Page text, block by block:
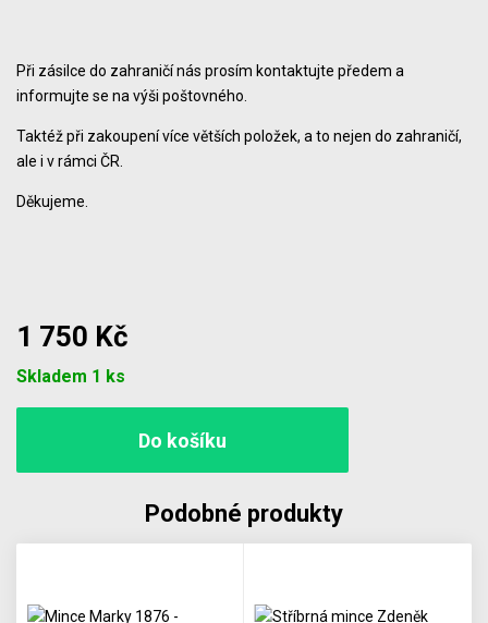
Při zásilce do zahraničí nás prosím kontaktujte předem a
informujte se na výši poštovného.
Taktéž při zakoupení více větších položek, a to nejen do zahraničí,
ale i v rámci ČR.
Děkujeme.
1 750 Kč
Skladem 1 ks
Podobné produkty